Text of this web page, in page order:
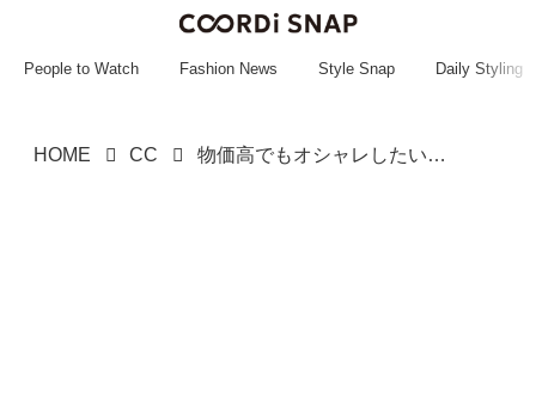
~~~~~~~~~~~
People to Watch Fashion News Style Snap Daily Styling
HOME CC 物価高でもオシャレしたい！→【しまむら】「キャミアイテム」が大当たりの予感♡